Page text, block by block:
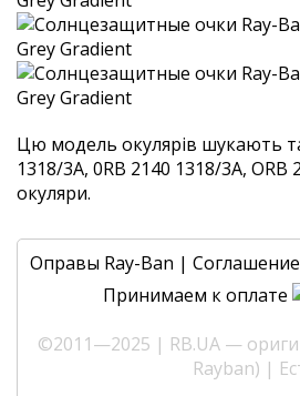
Цю модель окулярів шукають
1318/3A, 0RB 2140 1318/3A, ORB
окуляри.
Оправы Ray-Ban |
Принимаем к оплате
©2011—2025 | RB.UA —
Rayban) |